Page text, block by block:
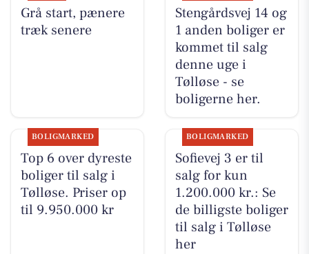
Grå start, pænere
træk senere
Stengårdsvej 14 og
1 anden boliger er
kommet til salg
denne uge i
Tølløse - se
boligerne her.
BOLIGMARKED
Top 6 over dyreste
boliger til salg i
Tølløse. Priser op
til 9.950.000 kr
BOLIGMARKED
Sofievej 3 er til
salg for kun
1.200.000 kr.: Se
de billigste boliger
til salg i Tølløse
her